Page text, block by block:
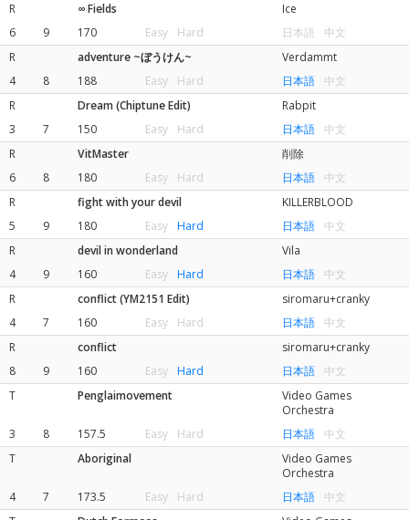
R
∞ Fields
Ice
6
9 170 Easy Hard 日本語
中文
R
adventure ~ぼうけん~
Verdammt
4
8 188 Easy Hard 日本語
中文
R
Dream (Chiptune Edit)
Rabpit
3
7 150 Easy Hard 日本語
中文
R
VitMaster
削除
6
8 180 Easy Hard 日本語
中文
R
fight with your devil
KILLERBLOOD
5
9 180 Easy Hard 日本語
中文
R
devil in wonderland
Vila
4
9 160 Easy Hard 日本語
中文
R
conflict (YM2151 Edit)
siromaru+cranky
4
7 160 Easy Hard 日本語
中文
R
conflict
siromaru+cranky
8
9 160 Easy Hard 日本語
中文
T
Penglaimovement
Video Games
Orchestra
3
8 157.5 Easy Hard 日本語
中文
T
Aboriginal
Video Games
Orchestra
4
7 173.5 Easy Hard 日本語
中文